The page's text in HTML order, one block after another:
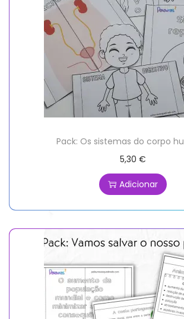
Pack: Os sistemas do corpo
5,30 €
Adicionar